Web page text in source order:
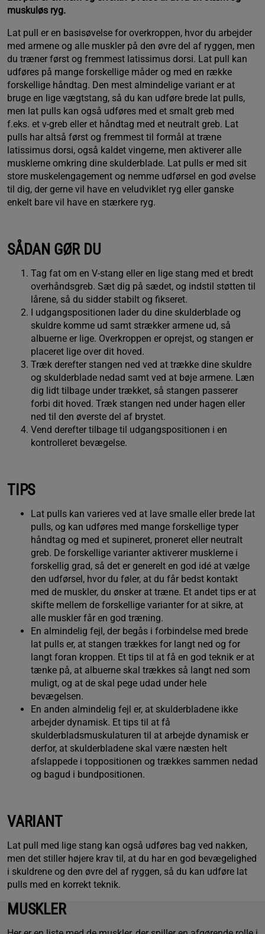
muskuløs ryg.
Lat pull er en basisøvelse for overkroppen, hvor du arbejder
med armene og alle muskler på den øvre del af ryggen, men
du træner først og fremmest latissimus dorsi. Lat pull kan
udføres på mange forskellige måder og med en række
forskellige håndtag. Den mest almindelige variant er at
bruge en lige vægtstang, så du kan udføre brede lat pulls,
men lat pulls kan også udføres med et smalt greb med
f.eks. et v-greb eller et håndtag med et neutralt greb. Lat
pulls har altså først og fremmest til formål at træne
latissimus dorsi, også kaldet vingerne, men aktiverer alle
musklerne omkring dine skulderblade. Lat pulls er med sit
store muskelengagement og nemme udførsel en god øvelse
til dig, der gerne vil have en veludviklet ryg eller ganske
enkelt bare vil have en stærkere ryg.
SÅDAN GØR DU
Tag fat om en V-stang eller en lige stang med et bredt
overhåndsgreb. Sæt dig på sædet, og indstil støtten til
lårene, så du sidder stabilt og fikseret.
I udgangspositionen lader du dine skulderblade og
skuldre komme ud samt strækker armene ud, så
albuerne er lige. Overkroppen er oprejst, og stangen er
placeret lige over dit hoved.
Træk derefter stangen ned ved at trække dine skuldre
og skulderblade nedad samt ved at bøje armene. Læn
dig lidt tilbage under trækket, så stangen passerer
forbi dit hoved. Træk stangen ned under hagen eller
ned til den øverste del af brystet.
Vend derefter tilbage til udgangspositionen i en
kontrolleret bevægelse.
TIPS
Lat pulls kan varieres ved at lave smalle eller brede lat
pulls, og kan udføres med mange forskellige typer
håndtag og med et supineret, proneret eller neutralt
greb. De forskellige varianter aktiverer musklerne i
forskellig grad, så det er generelt en god idé at vælge
den udførsel, hvor du føler, at du får bedst kontakt
med de muskler, du ønsker at træne. Et andet tips er at
skifte mellem de forskellige varianter for at sikre, at
alle muskler får en god træning.
En almindelig fejl, der begås i forbindelse med brede
lat pulls er, at stangen trækkes for langt ned og for
langt foran kroppen. Et tips til at få en god teknik er at
tænke på, at albuerne skal trækkes så langt ned som
muligt, og at de skal pege udad under hele
bevægelsen.
En anden almindelig fejl er, at skulderbladene ikke
arbejder dynamisk. Et tips til at få
skulderbladsmuskulaturen til at arbejde dynamisk er
derfor, at skulderbladene skal være næsten helt
afslappede i toppositionen og trækkes sammen nedad
og bagud i bundpositionen.
VARIANT
Lat pull med lige stang kan også udføres bag ved nakken,
men det stiller højere krav til, at du har en god bevægelighed
i skuldrene og den øvre del af ryggen, så du kan udføre lat
pulls med en korrekt teknik.
MUSKLER